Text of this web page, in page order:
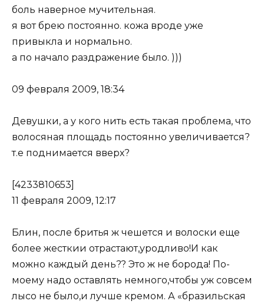
боль наверное мучительная.
я вот брею постоянно. кожа вроде уже
привыкла и нормально.
а по начало раздражение было. )))
09 февраля 2009, 18:34
Девушки, а у кого нить есть такая проблема, что
волосяная площадь постоянно увеличивается?
т.е поднимается вверх?
[4233810653]
11 февраля 2009, 12:17
Блин, после бритья ж чешется и волоски еще
более жесткии отрастают,уродливо!И как
можно каждый день?? Это ж не борода! По-
моему надо оставлять немного,чтобы уж совсем
лысо не было,и лучше кремом. А «бразильская